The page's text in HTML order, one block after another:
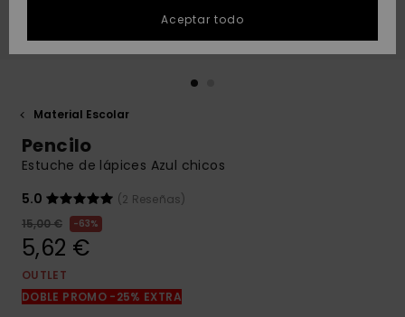
Inicia una
conversación
más rápida a
respuestas a
las preguntas
formulario de
contacto.
Material Escolar
Pencilo
Estuche de lápices Azul chicos
5.0
(2 Reseñas)
15,00 €
63%
5,62 €
OUTLET
DOBLE PROMO -25% EXTRA
Aceptar todo